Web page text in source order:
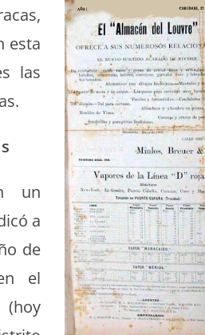
esta
las
un
a
de
el